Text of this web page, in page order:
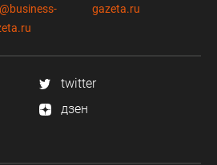
gazeta.ru
twitter
дзен